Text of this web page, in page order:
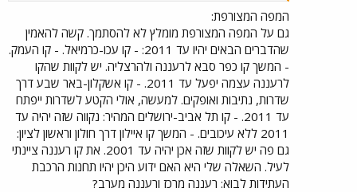
המפה המצורפת:
גם על המפה המצורפת מומלץ לא להסתמך. קשה להאמין
שהדברים הבאים יהיו עד 2011: - קו עכו-כרמיאל. - קו העמק.
- המשך קו כפר סבא לרעננה ולהרצליה. יש לקוות שהקו
לרעננה עצמה יפעל עד 2011. - קו אשקלון-באר שבע דרך
שדרות, נתיבות ואופקים. למעשה, אולי הקטע לשדרות ייפתח
עד 2011. - קו תל אביב-ירושלים המהיר: נקווה שזה יהיה עד
2011 ללא עיכובים. - המשך קו איילון דרך חולון וראשון לציון:
גם פה יש לקוות שזה אכן יהיה עד 2001. את קו רעננה ציינתי
לעיל. השאלה שלי היא האם ידוע היכן יהיו תחנות הרכבת
העתידות לבוא: רעננה מרכז ורעננה מערב?